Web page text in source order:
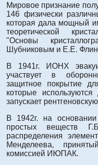
Мировое признание
146 физически
которая дала мощный
теоретической
"Основы
Шубниковым и Е.Е.
В 1941г. ИОНХ
участвует в
защитное покрытие
которые
запускает
В 1942г. на основании
простых веществ
распределения
Менделеева,
комиссией ИЮПАК.